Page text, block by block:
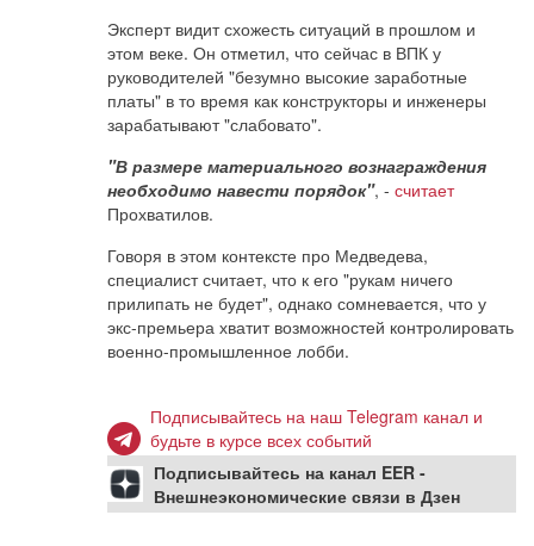
Эксперт видит схожесть ситуаций в прошлом и
этом веке. Он отметил, что сейчас в ВПК у
руководителей "безумно высокие заработные
платы" в то время как конструкторы и инженеры
зарабатывают "слабовато".
"В размере материального вознаграждения
необходимо навести порядок", - считает
Прохватилов.
Говоря в этом контексте про Медведева,
специалист считает, что к его "рукам ничего
прилипать не будет", однако сомневается, что у
экс-премьера хватит возможностей контролировать
военно-промышленное лобби.
Подписывайтесь на наш Telegram канал и
будьте в курсе всех событий
Подписывайтесь на канал EER -
Внешнеэкономические связи в Дзен